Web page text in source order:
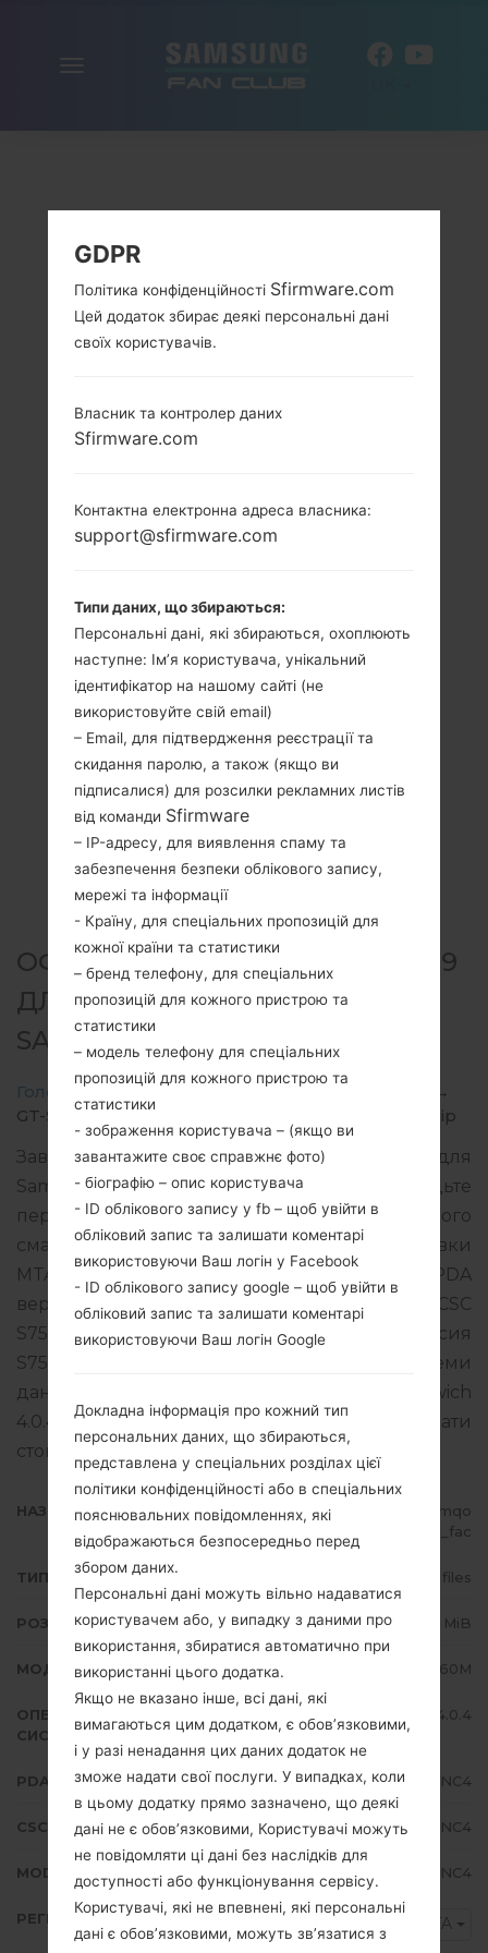
ОФІЦІЙНА ПРОШИВКА #25329
ДЛЯ GT-S7560M -
SAMSUNGGALAXY TREND
Головна Galaxy Trend SamsungGT-S7560M
→
GT-S7560M_1_20151125161027_mqod51domu_fac.zip
Завантажте останнє оновлення прошивки для
Samsung Galaxy Trend, але не забудьте
перевірити, чи відповідає номер моделі вашого
смартфона вказаному GT-S7560M. Код прошивки
MTA для CANADA. Продукт поставляється з PDA
версією S7560MVLBNC4 версія CSC
S7560MOYABNC4, MODEM версия
S7560MVLBNC4. Версія операційної системи
даної прошивки Android Ice Cream Sandwich
4.0.4. Повна інструкція про те, як прошивати
стокову прошивку на пристроях Samsung
НАЗВА ФАЙЛУ
GT-S7560M_1_20151125161027_mqo
d51domu_fac
ТИП ПРОШИВКИ 4 files
РОЗМІР ФАЙЛУ 556.01 MiB
МОДЕЛЬ Samsung GT-S7560M
ОПЕРАЦІЙНА
СИСТЕМА
Android Ice Cream Sandwich 4.0.4
PDA/AP ВЕРСІЯ S7560MVLBNC4
CSC ВЕРСІЯ S7560MOYABNC4
MODEM/CP ВЕРСІЯ S7560MVLBNC4
РЕГІОН MTA
GDPR
Політика конфіденційності Sfirmware.com
Цей додаток збирає деякі персональні дані
своїх користувачів.
Власник та контролер даних
Sfirmware.com
Контактна електронна адреса власника:
support@sfirmware.com
Типи даних, що збираються:
Персональні дані, які збираються, охоплюють
наступне: Ім’я користувача, унікальний
ідентифікатор на нашому сайті (не
використовуйте свій email)
– Email, для підтвердження реєстрації та
скидання паролю, а також (якщо ви
підписалися) для розсилки рекламних листів
від команди Sfirmware
– IP-адресу, для виявлення спаму та
забезпечення безпеки облікового запису,
мережі та інформації
- Країну, для спеціальних пропозицій для
кожної країни та статистики
– бренд телефону, для спеціальних
пропозицій для кожного пристрою та
статистики
– модель телефону для спеціальних
пропозицій для кожного пристрою та
статистики
- зображення користувача – (якщо ви
завантажите своє справжнє фото)
- біографію – опис користувача
- ID облікового запису у fb – щоб увійти в
обліковий запис та залишати коментарі
використовуючи Ваш логін у Facebook
- ID облікового запису google – щоб увійти в
обліковий запис та залишати коментарі
використовуючи Ваш логін Google
Докладна інформація про кожний тип
персональних даних, що збираються,
представлена у спеціальних розділах цієї
політики конфіденційності або в спеціальних
пояснювальних повідомленнях, які
відображаються безпосередньо перед
збором даних.
Персональні дані можуть вільно надаватися
користувачем або, у випадку з даними про
використання, збиратися автоматично при
використанні цього додатка.
Якщо не вказано інше, всі дані, які
вимагаються цим додатком, є обов’язковими,
і у разі ненадання цих даних додаток не
зможе надати свої послуги. У випадках, коли
в цьому додатку прямо зазначено, що деякі
дані не є обов’язковими, Користувачі можуть
не повідомляти ці дані без наслідків для
доступності або функціонування сервісу.
Користувачі, які не впевнені, які персональні
дані є обов’язковими, можуть зв’язатися з